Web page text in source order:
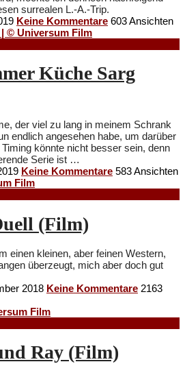
surrealen L.-A.-Trip.
Keine Kommentare 603 Ansichten
Küche Sarg
der viel zu lang in meinem Schrank
endlich angesehen habe, um darüber
könnte nicht besser sein, denn
Serie ist …
Keine Kommentare 583 Ansichten
(Film)
einen kleinen, aber feinen Western,
überzeugt, mich aber doch gut
2018 Keine Kommentare 2163
Ray (Film)